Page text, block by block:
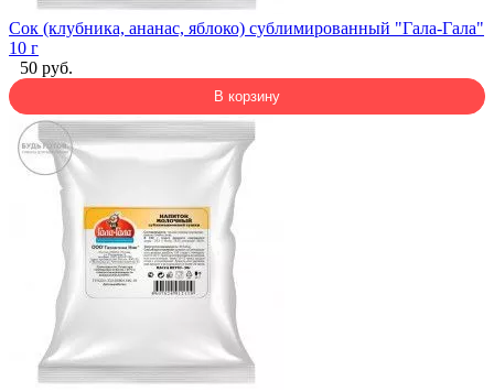
Сок (клубника, ананас, яблоко) сублимированный "Гала-Гала"
10 г
50 руб.
В корзину